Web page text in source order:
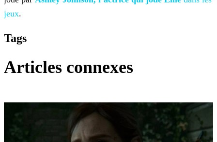
jeux.
Tags
Articles connexes